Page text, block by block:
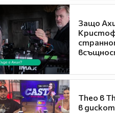
Защо
Theo в
в